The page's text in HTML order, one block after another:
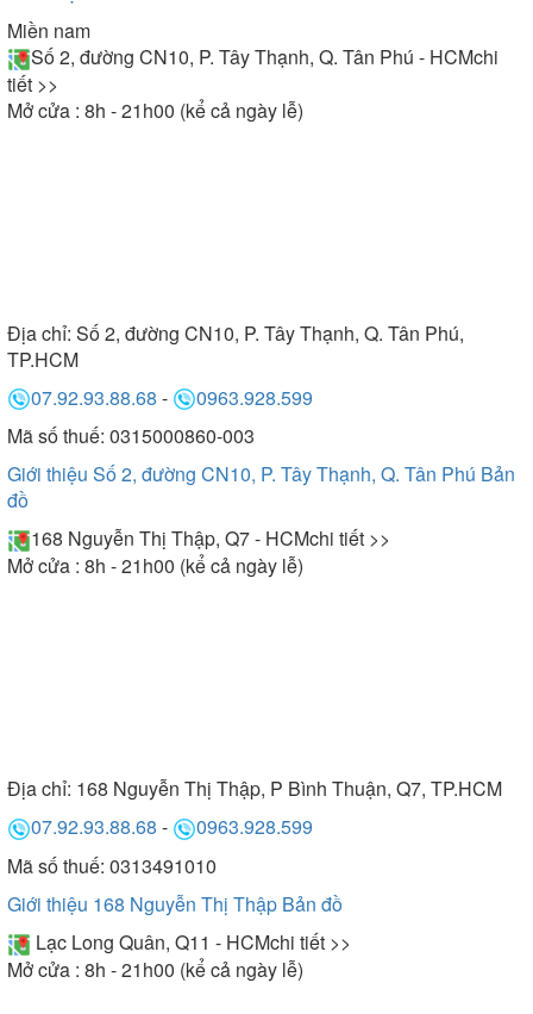
Miền nam
Số 2, đường CN10, P. Tây Thạnh, Q. Tân Phú - HCMchi
tiết >>
Mở cửa : 8h - 21h00 (kể cả ngày lễ)
Địa chỉ: Số 2, đường CN10, P. Tây Thạnh, Q. Tân Phú,
TP.HCM
07.92.93.88.68 -
0963.928.599
Mã số thuế: 0315000860-003
Giới thiệu Số 2, đường CN10, P. Tây Thạnh, Q. Tân Phú Bản
đồ
168 Nguyễn Thị Thập, Q7 - HCMchi tiết >>
Mở cửa : 8h - 21h00 (kể cả ngày lễ)
Địa chỉ: 168 Nguyễn Thị Thập, P Bình Thuận, Q7, TP.HCM
07.92.93.88.68 -
0963.928.599
Mã số thuế: 0313491010
Giới thiệu 168 Nguyễn Thị Thập Bản đồ
Lạc Long Quân, Q11 - HCMchi tiết >>
Mở cửa : 8h - 21h00 (kể cả ngày lễ)